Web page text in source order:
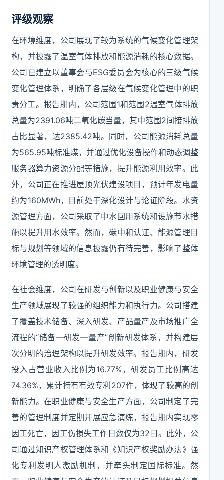
评级观察
在环境维度，公司展现了较为系统的气候变化管理架
构，并披露了温室气体排放和能源消耗的核心数据。
公司已建立以董事会与ESG委员会为核心的三级气候
变化管理体系，明确了各层级在气候变化管理中的职
责分工。报告期内，公司范围1和范围2温室气体排放
总量为2391.06吨二氧化碳当量，其中范围2间接排放
占比显著，达2385.42吨。同时，公司能源消耗总量
为565.95吨标准煤，并通过优化设备操作和动态调整
服务器算力资源分配等措施，提升能源利用效率。此
外，公司正在推进屋顶光伏建设项目，预计年发电量
约为160MWh，目前处于深化设计与论证阶段。水资
源管理方面，公司采取了中水回用系统和设施节水措
施以提升用水效率。然而，碳中和认证、能源管理目
标与规划等领域的信息披露仍有待完善，影响了整体
环境管理的透明度。
在社会维度，公司在研发与创新以及职业健康与安全
生产领域展现了较强的组织能力和执行力。公司搭建
了覆盖技术储备、深入研发、产品量产及市场推广全
流程的“储备—研发—量产”创新研发体系，并构建层
次分明的治理架构以提升研发效率。报告期内，研发
投入占营业收入比例为16.77%，研发员工比例高达
74.36%，累计持有有效专利207件，体现了较高的创
新能力。在职业健康与安全生产方面，公司制定了完
善的管理制度并定期开展应急演练，报告期内实现零
因工死亡，因工伤损失工作日数仅为32日。此外，公
司通过知识产权管理体系和《知识产权奖励办法》强
化专利发明人激励机制，并牵头制定国际标准。然